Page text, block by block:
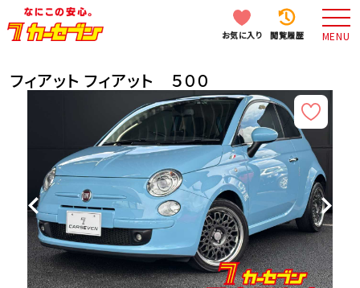
お気に入り 閲覧履歴 MENU
フィアット フィアット ５００